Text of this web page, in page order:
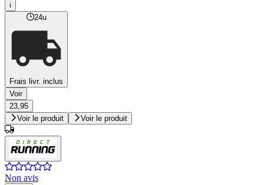
i
24u
Frais livr. inclus
Voir
23,95
Voir le produit
Voir le produit
Non avis